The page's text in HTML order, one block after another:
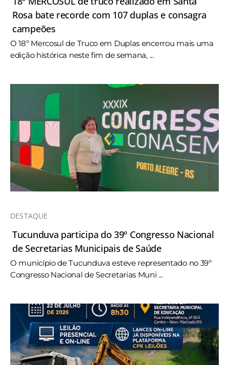
Rosa bate recorde com 107 duplas e consagra
campeões
O 18º Mercosul de Truco em Duplas encerrou mais uma
edição histórica neste fim de semana, ...
DESTAQUE
Tucunduva participa do 39º Congresso Nacional
de Secretarias Municipais de Saúde
O município de Tucunduva esteve representado no 39º
Congresso Nacional de Secretarias Muni ...